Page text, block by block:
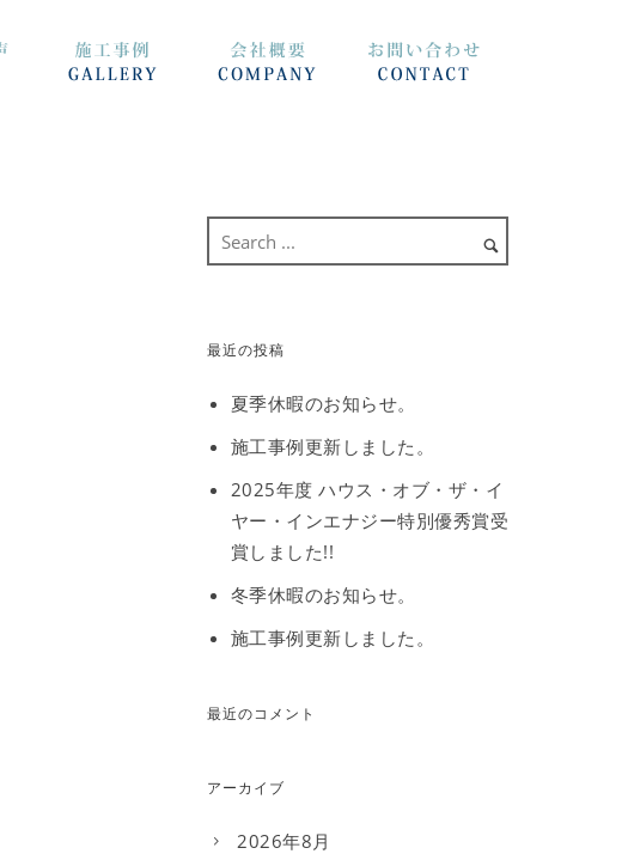
最近の投稿
夏季休暇のお知らせ。
施工事例更新しました。
2025年度 ハウス・オブ・ザ・イ
ヤー・インエナジー特別優秀賞受
賞しました!!
冬季休暇のお知らせ。
施工事例更新しました。
最近のコメント
アーカイブ
2026年8月